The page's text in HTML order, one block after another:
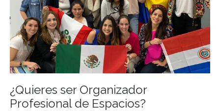
¿Quieres ser Organizador
Profesional de Espacios?